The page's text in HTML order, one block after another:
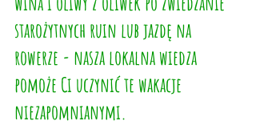
starożytnych ruin lub jazdę na
rowerze - nasza lokalna wiedza
pomoże Ci uczynić te wakacje
niezapomnianymi.